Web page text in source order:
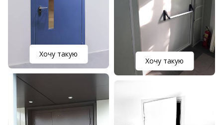
Хочу такую
Хочу такую